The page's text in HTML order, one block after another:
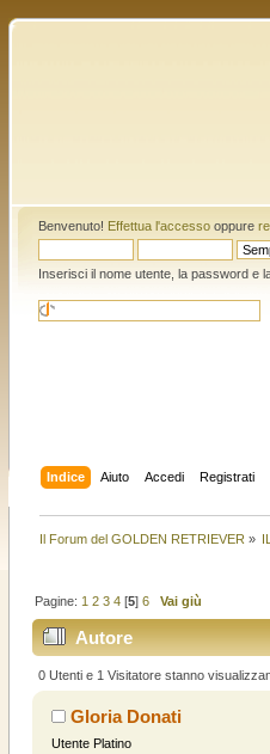
Benvenuto! Effettua l'accessooppure
Inserisci il nome utente, la password e
Indice Aiuto Accedi Registrati
Il Forum del GOLDEN RETRIEVER »
Pagine: 1 2 3 4[5] 6 Vai giù
Autore
0 Utenti e 1 Visitatore stanno
Gloria Donati
Utente Platino